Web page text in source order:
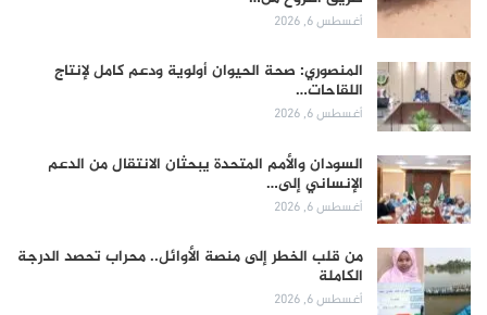
أغسطس 6, 2026
المنصوري: صحة الحيوان أولوية ودعم كامل لإنتاج
اللقاحات…
أغسطس 6, 2026
السودان والأمم المتحدة يبحثان الانتقال من الدعم
الإنساني إلى…
أغسطس 6, 2026
من قلب الخطر إلى منصة الأوائل.. محراب تحصد الدرجة
الكاملة
أغسطس 6, 2026